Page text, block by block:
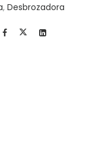
, Desbrozadora